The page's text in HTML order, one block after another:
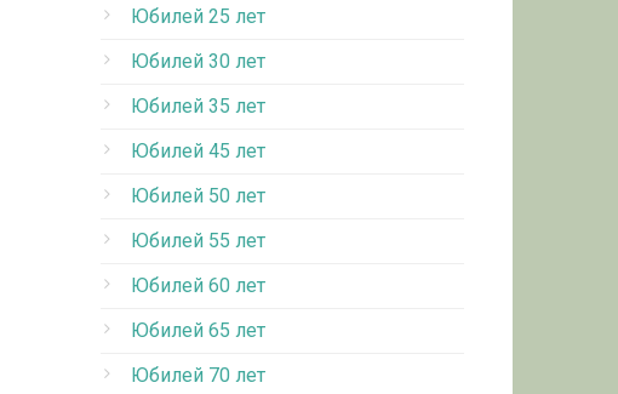
Юбилей 25 лет
Юбилей 30 лет
Юбилей 35 лет
Юбилей 45 лет
Юбилей 50 лет
Юбилей 55 лет
Юбилей 60 лет
Юбилей 65 лет
Юбилей 70 лет